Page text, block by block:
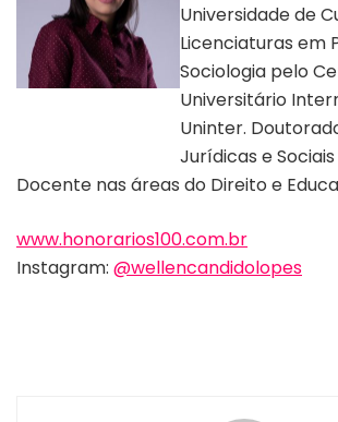
Universidade de
Licenciaturas em
Sociologia pelo
Universitário
Uninter.
Jurídicas e Sociais
Docente nas áreas do Direito e
www.honorarios100.com.br
Instagram: @wellencandidolopes